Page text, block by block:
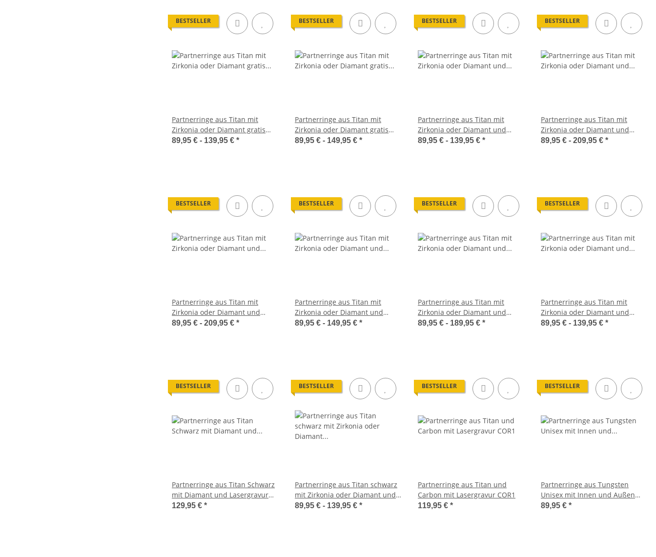
BESTSELLER
Partnerringe aus Titan mit
Zirkonia oder Diamant gratis
Gravur MOR56
89,95 € - 139,95 € *
BESTSELLER
Partnerringe aus Titan mit
Zirkonia oder Diamant gratis
Gravur MOR66
89,95 € - 149,95 € *
BESTSELLER
Partnerringe aus Titan mit
Zirkonia oder Diamant und
Gravur MOR7
89,95 € - 139,95 € *
BESTSELLER
Partnerringe aus Titan mit
Zirkonia oder Diamant und
Lasergravur LUC27
89,95 € - 209,95 € *
BESTSELLER
Partnerringe aus Titan mit
Zirkonia oder Diamant und
Lasergravur LUC32
89,95 € - 209,95 € *
BESTSELLER
Partnerringe aus Titan mit
Zirkonia oder Diamant und
Lasergravur LUC56
89,95 € - 149,95 € *
BESTSELLER
Partnerringe aus Titan mit
Zirkonia oder Diamant und
Lasergravur LUC63
89,95 € - 189,95 € *
BESTSELLER
Partnerringe aus Titan mit
Zirkonia oder Diamant und
Lasergravur MOR15
89,95 € - 139,95 € *
BESTSELLER
Partnerringe aus Titan Schwarz
mit Diamant und Lasergravur
MOR71
129,95 € *
BESTSELLER
Partnerringe aus Titan schwarz
mit Zirkonia oder Diamant und
Lasergravur MOR8
89,95 € - 139,95 € *
BESTSELLER
Partnerringe aus Titan und
Carbon mit Lasergravur COR1
119,95 € *
BESTSELLER
Partnerringe aus Tungsten
Unisex mit Innen und Außen
Gravur W757
89,95 € *